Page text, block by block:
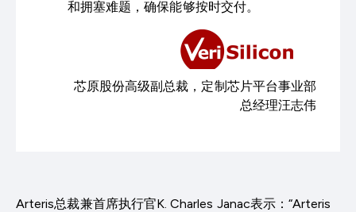
和拥塞难题，确保能够按时交付。
芯原股份高级副总裁，定制芯片平台事业部
总经理汪志伟
Arteris总裁兼首席执行官K. Charles Janac表示：“Arteris